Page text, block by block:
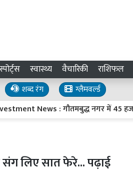
स्पोर्ट्स स्वास्थ्य वैचारिकी राशिफल
शब्द रंग
ग्लैमवर्ल्ड
News : गौतमबुद्ध नगर में 45 हजार
संग लिए सात फेरे... पढ़ाई